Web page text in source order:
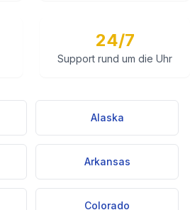
24/7
Support rund um die Uhr
Alaska
Arkansas
Colorado